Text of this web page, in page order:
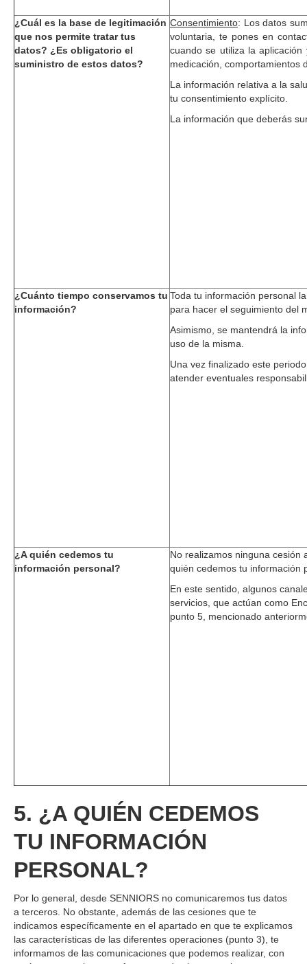
¿Cuál es la base de legitimación
que nos permite tratar tus
datos? ¿Es obligatorio el
suministro de estos datos?
Consentimiento: Los datos
voluntaria, te pones en
cuando se utiliza la
medicación, comportamientos
La información relativa a la
tu consentimiento explícito.
La información que deberás
¿Cuánto tiempo conservamos tu
información?
Toda tu información personal
para hacer el seguimiento del
Asimismo, se mantendrá la
uso de la misma.
Una vez finalizado este
atender eventuales
¿A quién cedemos tu
información personal?
No realizamos ninguna cesión
quién cedemos tu información
En este sentido, algunos
servicios, que actúan como
punto 5, mencionado
5. ¿A QUIÉN CEDEMOS
TU INFORMACIÓN
PERSONAL?
Por lo general, desde SENNIORS no comunicaremos tus datos
a terceros. No obstante, además de las cesiones que te
indicamos específicamente en el apartado en que te explicamos
las características de las diferentes operaciones (punto 3), te
informamos de las comunicaciones que podemos realizar, con